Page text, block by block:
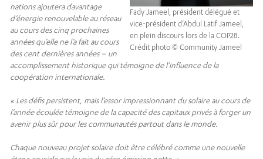
Fady Jameel, président délégué et
vice-président d’Abdul Latif Jameel,
en plein discours lors de la COP28.
Crédit photo © Community Jameel
nations ajoutera davantage
d’énergie renouvelable au réseau
au cours des cinq prochaines
années qu’elle ne l’a fait au cours
des cent dernières années – un
accomplissement historique qui témoigne de l’influence de la
coopération internationale.
« Les défis persistent, mais l’essor impressionnant du solaire au cours de
l’année écoulée témoigne de la capacité des capitaux privés à forger un
avenir plus sûr pour les communautés partout dans le monde.
Chaque nouveau projet solaire doit être célébré comme une nouvelle